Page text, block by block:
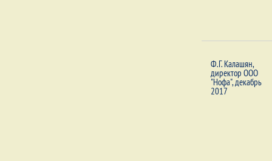
Ф.Г. Калашян,
директор ООО
"Нофа", декабрь
2017